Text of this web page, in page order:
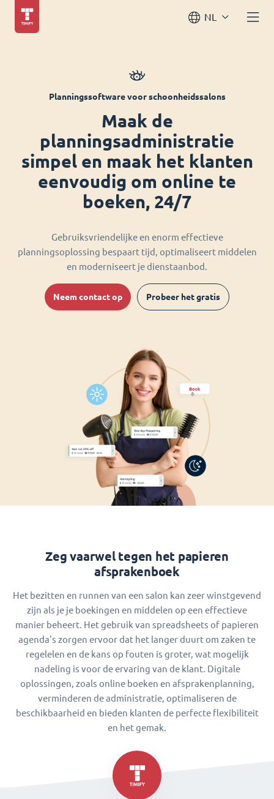
NL
Planningssoftware voor schoonheidssalons
Maak de
planningsadministratie
simpel en maak het klanten
eenvoudig om online te
boeken, 24/7
Gebruiksvriendelijke en enorm effectieve
planningsoplossing bespaart tijd, optimaliseert middelen
en moderniseert je dienstaanbod.
Neem contact op Probeer het gratis
Zeg vaarwel tegen het papieren
afsprakenboek
Het bezitten en runnen van een salon kan zeer winstgevend
zijn als je je boekingen en middelen op een effectieve
manier beheert. Het gebruik van spreadsheets of papieren
agenda's zorgen ervoor dat het langer duurt om zaken te
regelelen en de kans op fouten is groter, wat mogelijk
nadeling is voor de ervaring van de klant. Digitale
oplossingen, zoals online boeken en afsprakenplanning,
verminderen de administratie, optimaliseren de
beschikbaarheid en bieden klanten de perfecte flexibiliteit
en het gemak.